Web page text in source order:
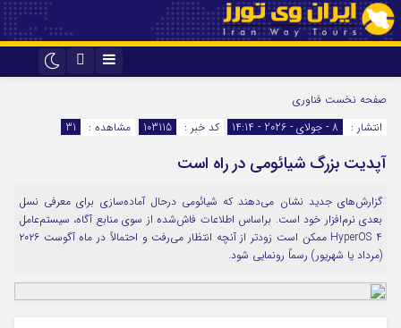
اینستاگرام
صفحه نخست فناوری
انتشار :
8 - جولای - 2026 - 14:14 کد خبر : 103115 مشاهده : 31
آپدیت بزرگ شیائومی در راه است
گزارش‌های جدید نشان می‌دهند که شیائومی درحال آماده‌سازی برای معرفی نسل
بعدی نرم‌افزار خود است. براساس اطلاعات فاش‌شده از سوی منابع آگاه، سیستم‌عامل
HyperOS 4 ممکن است زودتر از آنچه انتظار می‌رفت و احتمالاً در ماه آگوست ۲۰۲۶
(مرداد یا شهریور) رسماً رونمایی شود.